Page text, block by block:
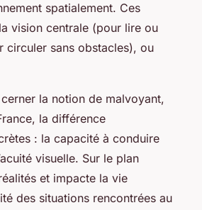
spatialement. Ces
vision centrale (pour lire ou
circuler sans obstacles), ou
la notion de malvoyant,
la différence
: la capacité à conduire
visuelle. Sur le plan
et impacte la vie
des situations rencontrées au